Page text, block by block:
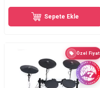
Sepete Ekle
Özel Fiyat